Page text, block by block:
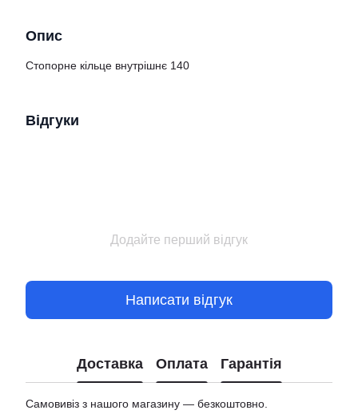
Опис
Стопорне кільце внутрішнє 140
Відгуки
Додайте перший відгук
Написати відгук
Доставка Оплата Гарантія
Самовивіз з нашого магазину — безкоштовно.